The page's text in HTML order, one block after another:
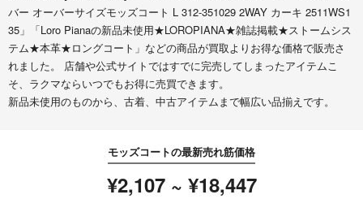
バー オーバーサイズモッズコート L 312-351029 2WAY カーキ 2511WS1
35」「Loro Pianaの新品未使用★LOROPIANA★雑誌掲載★ストームシス
テム★本革★ロングコート」などの商品が買取よりお得な価格で販売さ
れました。 店舗や公式サイトではすでに完売してしまったアイテムこ
そ、ラクマならいつでもお得に売買できます。
新品未使用のものから、古着、中古アイテムまで幅広い品揃えです。
モッズコートの最新売れ筋価格
¥2,107 ~ ¥18,447